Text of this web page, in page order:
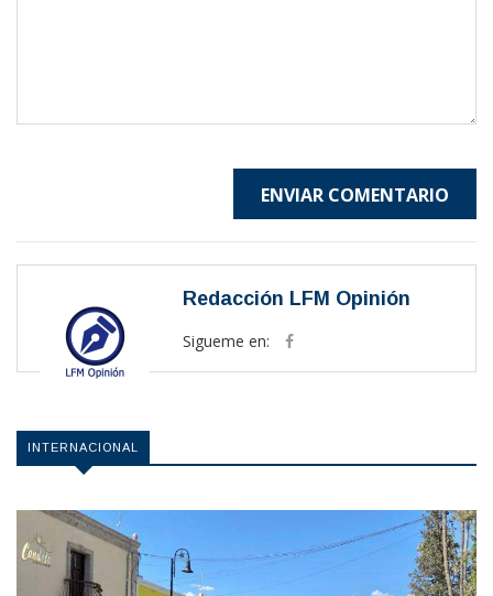
ENVIAR COMENTARIO
Redacción LFM Opinión
Sigueme en:
INTERNACIONAL